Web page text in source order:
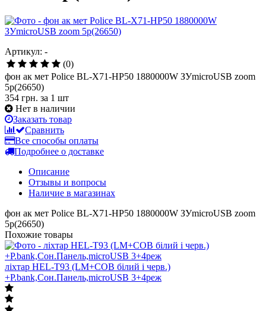
Артикул: -
(0)
фон ак мет Police BL-X71-HP50 1880000W ЗУmicroUSB zoom
5р(26650)
354 грн. за 1 шт
Нет в наличии
Заказать товар
Сравнить
Все способы оплаты
Подробнее о доставке
Описание
Отзывы и вопросы
Наличие в магазинах
фон ак мет Police BL-X71-HP50 1880000W ЗУmicroUSB zoom
5р(26650)
Похожие товары
ліхтар HEL-T93 (LM+COB білий і черв.)
+P.bank,Сон.Панель,microUSB 3+4реж